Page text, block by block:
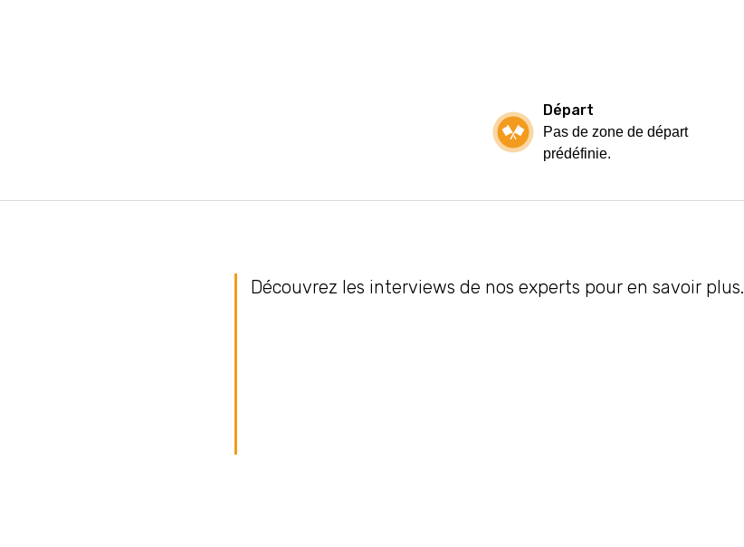
Départ
Pas de zone de départ
prédéfinie.
Découvrez les interviews de nos experts pour en savoir plus.